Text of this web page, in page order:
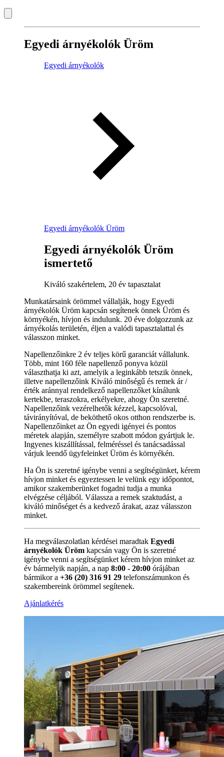
Egyedi árnyékolók Üröm
Egyedi árnyékolók
Egyedi árnyékolók Üröm
Egyedi árnyékolók Üröm
ismertető
Kiváló szakértelem, 20 év tapasztalat
Munkatársaink örömmel vállalják, hogy Egyedi
árnyékolók Üröm kapcsán segítenek önnek Üröm és
környékén, hívjon és indulunk. 20 éve dolgozzunk az
árnyékolás területén, éljen a valódi tapasztalattal és
válasszon minket.
Napellenzőinkre 2 év teljes körű garanciát vállalunk.
Több, mint 160 féle napellenző ponyva közül
választhatja ki azt, amelyik a leginkább tetszik önnek,
illetve napellenzőink Kiváló minőségű és remek ár /
érték aránnyal rendelkező napellenzőket kínálunk
kertekbe, teraszokra, erkélyekre, ahogy Ön szeretné.
Napellenzőink vezérelhetők kézzel, kapcsolóval,
távirányítóval, de beköthető okos otthon rendszerbe is.
Napellenzőinket az Ön egyedi igényei és pontos
méretek alapján, személyre szabott módon gyártjuk le.
Ingyenes kiszállítással, felméréssel és tanácsadással
várjuk leendő ügyfeleinket Üröm és környékén.
Ha Ön is szeretné igénybe venni a segítségünket, kérem
hívjon minket és egyeztessen le velünk egy időpontot,
amikor szakemberünket fogadni tudja a munka
elvégzése céljából. Válassza a remek szaktudást, a
kiváló minőséget és a kedvező árakat, azaz válasszon
minket.
Ha megválaszolatlan kérdései maradtak Egyedi
árnyékolók Üröm kapcsán vagy Ön is szeretné
igénybe venni a segítségünket kérem hívjon minket az
év bármelyik napján, a nap 8:00 - 20:00 órájában
bármikor a +36 (20) 316 91 29 telefonszámunkon és
szakembereink örömmel segítenek.
Ajánlatkérés